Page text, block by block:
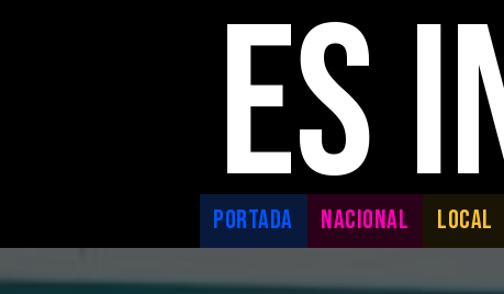
ES
PORTADA NACIONAL LOCAL